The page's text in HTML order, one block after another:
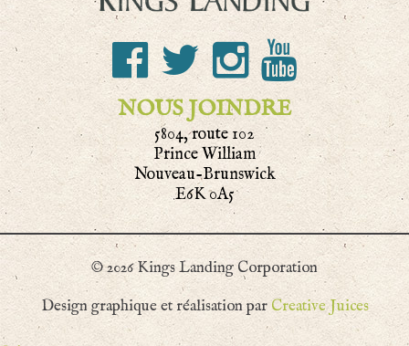
NOUS JOINDRE
5804, route 102
Prince William
Nouveau-Brunswick
E6K 0A5
© 2026 Kings Landing Corporation
Design graphique et réalisation par Creative Juices